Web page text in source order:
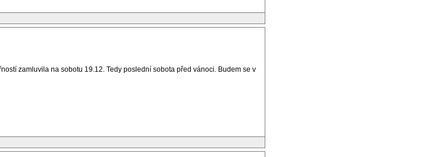
zamluvila na sobotu 19.12. Tedy poslední sobota před vánoci. Budem se v